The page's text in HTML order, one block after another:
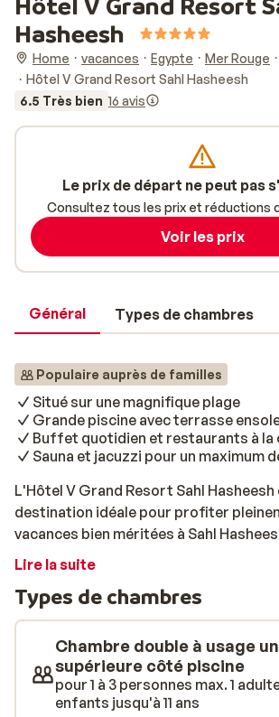
Hasheesh
Home vacances Egypte Mer Rouge
Hôtel V Grand Resort Sahl Hasheesh
6.5 Très bien 16 avis
Général Types de chambres
Populaire auprès de familles
Situé sur une magnifique plage
Grande piscine avec terrasse
Buffet quotidien et restaurants à la
Sauna et jacuzzi pour un maximum
L'Hôtel V Grand Resort Sahl Hasheesh
destination idéale pour profiter
vacances bien méritées à Sahl
de mer, il propose des installations
avec luxe, offrent tout le confort
séjour agréable en Égypte. Pour une
au soleil, vous pourrez profiter d’une
aux formes irrégulières, entourée
terrasse, avec une pool bar pour vous
enfants s’amuseront à la mini-club et
Lire la suite
Types de chambres
Chambre double à usage
supérieure côté piscine
pour 1 à 3 personnes max. 1
enfants jusqu'à 11 ans
Le prix de départ ne peut pas
Consultez tous les prix et réductions
Voir les prix